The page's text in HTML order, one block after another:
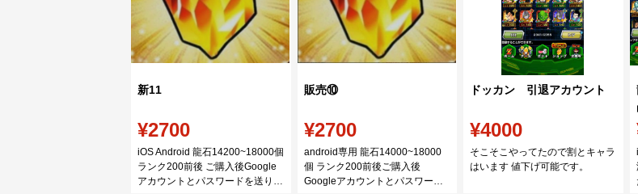
新11
¥2700
iOS Android 龍石14200~18000個
ランク200前後 ご購入後Google
アカウントとパスワードを送りい
販売⑩
¥2700
android専用 龍石14000~18000
個 ランク200前後ご購入後
Googleアカウントとパスワード
ドッカン 引退アカウント
¥4000
そこそこやってたので割とキャラ
はいます 値下げ可能です。